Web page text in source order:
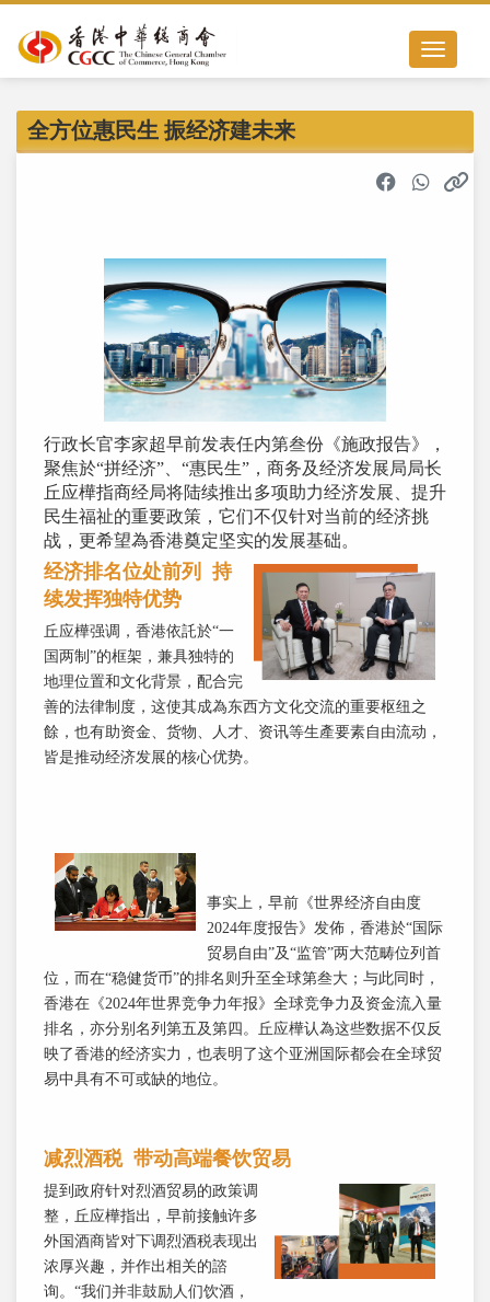
Toggle
全方位惠民生 振经济建未来
行政长官李家超早前发表任内第叁份《施政报告》，
聚焦於“拼经济”、“惠民生”，商务及经济发展局局长
丘应樺指商经局将陆续推出多项助力经济发展、提升
民生福祉的重要政策，它们不仅针对当前的经济挑
战，更希望為香港奠定坚实的发展基础。
经济排名位处前列 持
续发挥独特优势
丘应樺强调，香港依託於“一
国两制”的框架，兼具独特的
地理位置和文化背景，配合完
善的法律制度，这使其成為东西方文化交流的重要枢纽之
餘，也有助资金、货物、人才、资讯等生產要素自由流动，
皆是推动经济发展的核心优势。
事实上，早前《世界经济自由度
2024年度报告》发佈，香港於“国际
贸易自由”及“监管”两大范畴位列首
位，而在“稳健货币”的排名则升至全球第叁大；与此同时，
香港在《2024年世界竞争力年报》全球竞争力及资金流入量
排名，亦分别名列第五及第四。丘应樺认為这些数据不仅反
映了香港的经济实力，也表明了这个亚洲国际都会在全球贸
易中具有不可或缺的地位。
减烈酒税 带动高端餐饮贸易
提到政府针对烈酒贸易的政策调
整，丘应樺指出，早前接触许多
外国酒商皆对下调烈酒税表现出
浓厚兴趣，并作出相关的諮
询。“我们并非鼓励人们饮酒，